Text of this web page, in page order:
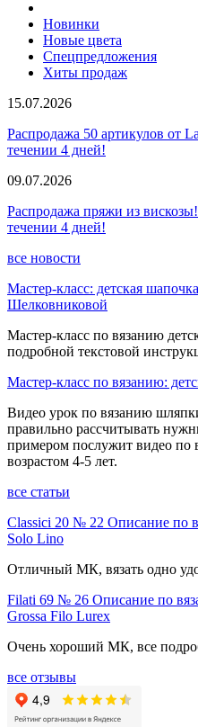
Новинки
Новые цвета
Спецпредложения
Хиты продаж
15.07.2026
Распродажа 50 артикулов от
течении 4 дней!
09.07.2026
Распродажа пряжи из
течении 4 дней!
все новости
Мастер-класс: детская
Шелковниковой
Мастер-класс по вязанию
подробной текстовой
Мастер-класс по вязанию:
Видео урок по вязанию
правильно рассчитывать
примером послужит видео по
возрастом 4-5 лет.
все статьи
Classici 20 № 22 Описание по
Solo Lino
Отличный МК, вязать одно
Filati 69 № 26 Описание по
Grossa Filo Lurex
Очень хороший МК, все
все отзывы